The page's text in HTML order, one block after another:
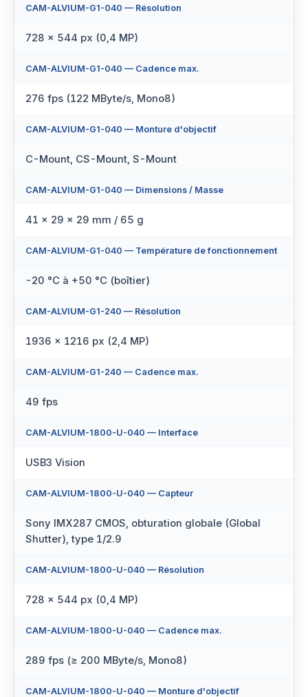
CAM-ALVIUM-G1-040 — Résolution
728 × 544 px (0,4 MP)
CAM-ALVIUM-G1-040 — Cadence max.
276 fps (122 MByte/s, Mono8)
CAM-ALVIUM-G1-040 — Monture d'objectif
C-Mount, CS-Mount, S-Mount
CAM-ALVIUM-G1-040 — Dimensions / Masse
41 × 29 × 29 mm / 65 g
CAM-ALVIUM-G1-040 — Température de fonctionnement
-20 °C à +50 °C (boîtier)
CAM-ALVIUM-G1-240 — Résolution
1936 × 1216 px (2,4 MP)
CAM-ALVIUM-G1-240 — Cadence max.
49 fps
CAM-ALVIUM-1800-U-040 — Interface
USB3 Vision
CAM-ALVIUM-1800-U-040 — Capteur
Sony IMX287 CMOS, obturation globale (Global
Shutter), type 1/2.9
CAM-ALVIUM-1800-U-040 — Résolution
728 × 544 px (0,4 MP)
CAM-ALVIUM-1800-U-040 — Cadence max.
289 fps (≥ 200 MByte/s, Mono8)
CAM-ALVIUM-1800-U-040 — Monture d'objectif